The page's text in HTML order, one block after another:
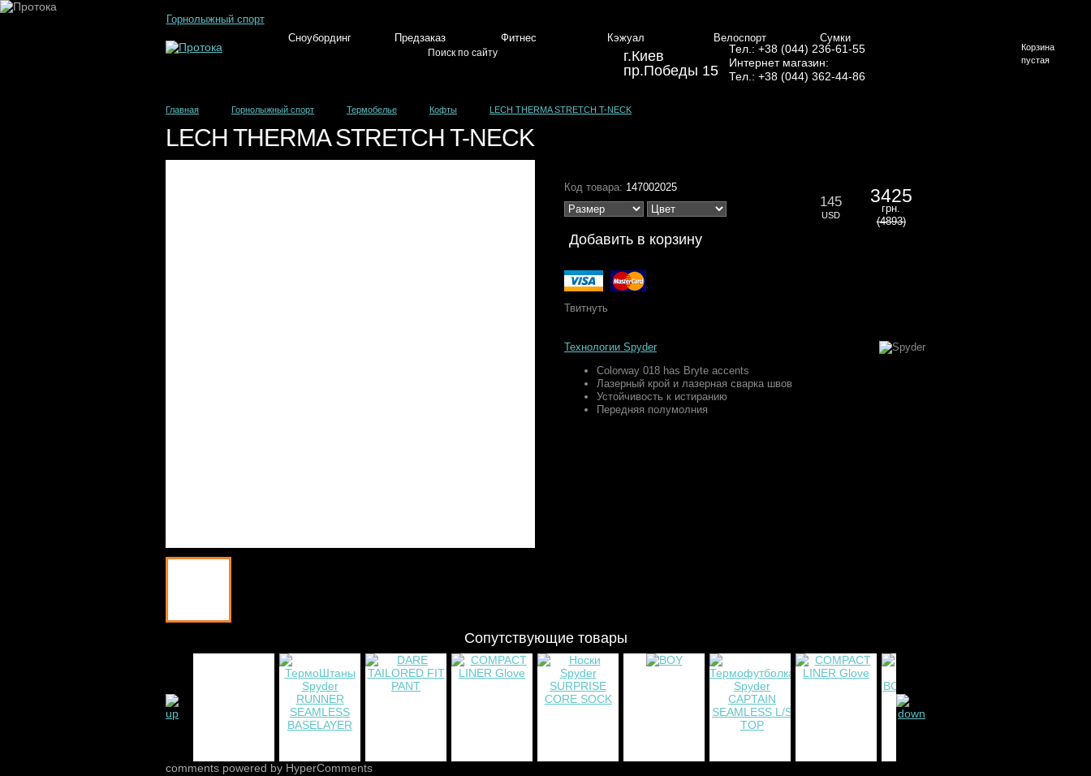
Горнолыжный спорт
Сноубординг
Предзаказ Фитнес Кэжуал Велоспорт Сумки
Главная Горнолыжный спорт Термобелье Кофты LECH THERMA STRETCH T-NECK
LECH THERMA STRETCH T-NECK
Код товара: 147002025
145
USD
3425
грн.
(4893)
Твитнуть
Технологии Spyder
Colorway 018 has Bryte accents
Лазерный крой и лазерная сварка швов
Устойчивость к истиранию
Передняя полумолния
Сопутствующие товары
comments powered by HyperComments
г.Киев
пр.Победы 15
Тел.: +38 (044) 236-61-55
Интернет магазин:
Тел.: +38 (044) 362-44-86
Корзина
пустая